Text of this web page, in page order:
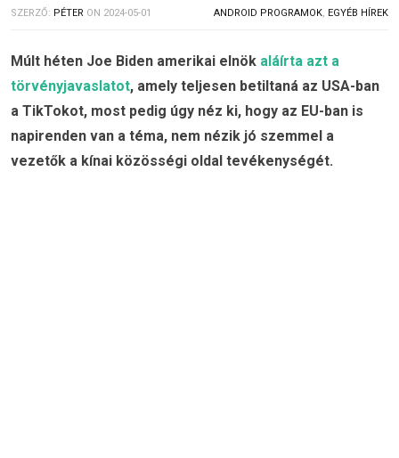
SZERZŐ: PÉTER ON 2024-05-01 ANDROID PROGRAMOK, EGYÉB HÍREK
Múlt héten Joe Biden amerikai elnök aláírta azt a
törvényjavaslatot, amely teljesen betiltaná az USA-ban
a TikTokot, most pedig úgy néz ki, hogy az EU-ban is
napirenden van a téma, nem nézik jó szemmel a
vezetők a kínai közösségi oldal tevékenységét.